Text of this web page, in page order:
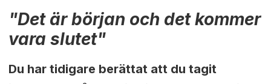
"Det är början och det kommer
vara slutet"
Du har tidigare berättat att du tagit